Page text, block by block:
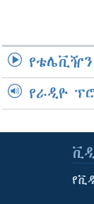
የራዲዮ